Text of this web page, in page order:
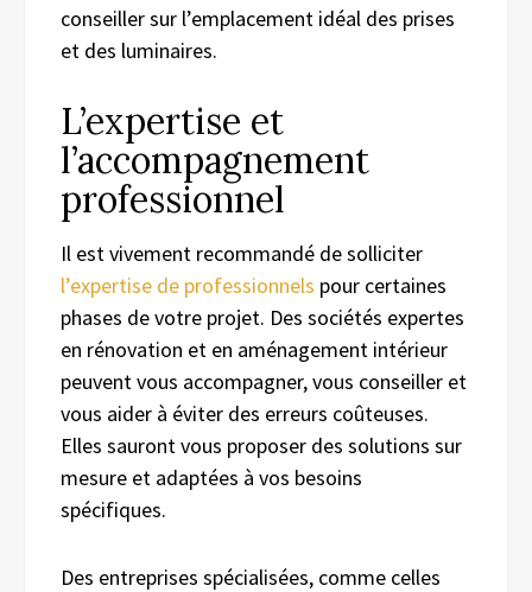
conseiller sur l’emplacement idéal des prises
et des luminaires.
L’expertise et
l’accompagnement
professionnel
Il est vivement recommandé de solliciter
l’expertise de professionnels pour certaines
phases de votre projet. Des sociétés expertes
en rénovation et en aménagement intérieur
peuvent vous accompagner, vous conseiller et
vous aider à éviter des erreurs coûteuses.
Elles sauront vous proposer des solutions sur
mesure et adaptées à vos besoins
spécifiques.
Des entreprises spécialisées, comme celles